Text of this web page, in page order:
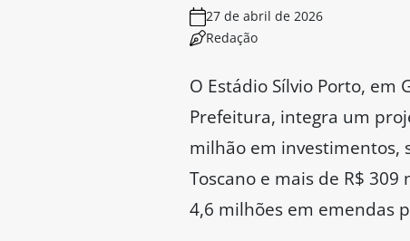
27 de abril de 2026
Redação
O Estádio Sílvio Porto,
Prefeitura, integra um
milhão em investimentos,
Toscano e mais de R$
4,6 milhões em emendas